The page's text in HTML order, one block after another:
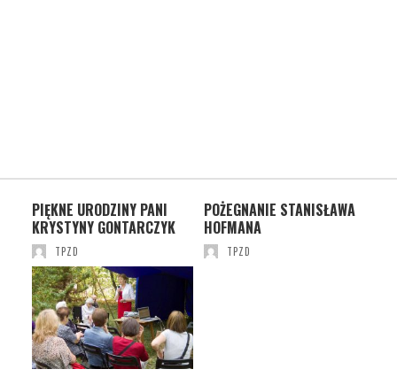
PIĘKNE URODZINY PANI
KRYSTYNY GONTARCZYK
TPZD
POŻEGNANIE STANISŁAWA
HOFMANA
TPZD